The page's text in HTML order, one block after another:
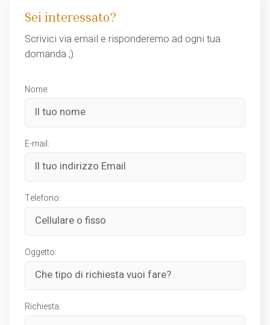
Sei interessato?
Scrivici via email e risponderemo ad ogni tua
domanda ;)
Nome:
E-mail:
Telefono:
Oggetto:
Richiesta: